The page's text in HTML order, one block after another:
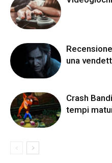
una
Crash
tempi